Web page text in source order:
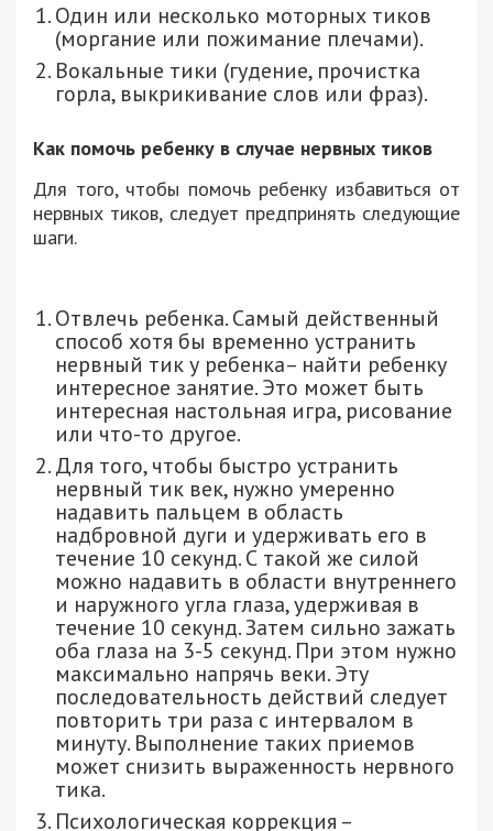
Один или несколько моторных тиков
(моргание или пожимание плечами).
Вокальные тики (гудение, прочистка
горла, выкрикивание слов или фраз).
Как помочь ребенку в случае нервных тиков
Для того, чтобы помочь ребенку избавиться от
нервных тиков, следует предпринять следующие
шаги.
Отвлечь ребенка. Самый действенный
способ хотя бы временно устранить
нервный тик у ребенка– найти ребенку
интересное занятие. Это может быть
интересная настольная игра, рисование
или что-то другое.
Для того, чтобы быстро устранить
нервный тик век, нужно умеренно
надавить пальцем в область
надбровной дуги и удерживать его в
течение 10 секунд. С такой же силой
можно надавить в области внутреннего
и наружного угла глаза, удерживая в
течение 10 секунд. Затем сильно зажать
оба глаза на 3-5 секунд. При этом нужно
максимально напрячь веки. Эту
последовательность действий следует
повторить три раза с интервалом в
минуту. Выполнение таких приемов
может снизить выраженность нервного
тика.
Психологическая коррекция –